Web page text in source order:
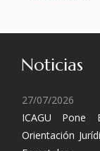
Noticias
27/07/2026
ICAGU Pone
Orientación